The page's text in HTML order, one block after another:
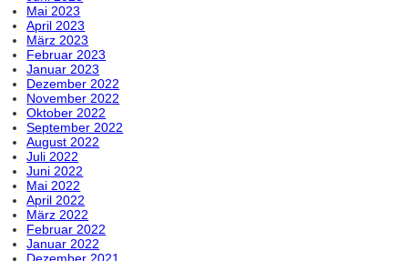
Mai 2023
April 2023
März 2023
Februar 2023
Januar 2023
Dezember 2022
November 2022
Oktober 2022
September 2022
August 2022
Juli 2022
Juni 2022
Mai 2022
April 2022
März 2022
Februar 2022
Januar 2022
Dezember 2021